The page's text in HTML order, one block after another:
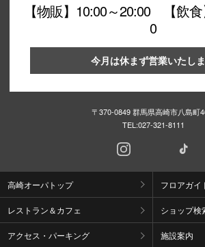
【物販】10:00～20:00 【飲
0
今月は休まず営業いたし
〒370-0849 群馬県高崎市八島町
TEL:027-321-8111
高崎オーパトップ フロアガイ
レストラン＆カフェ ショップ検
アクセス・パーキング 施設案内